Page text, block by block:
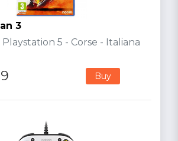
3
5 - Corse - Italiana
Buy